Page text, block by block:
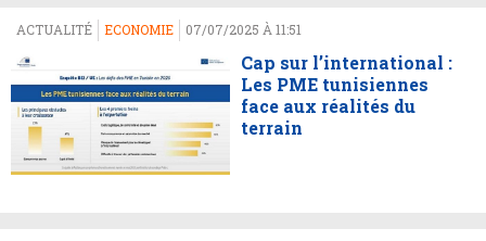
ACTUALITÉ ECONOMIE 07/07/2025 À 11:51
Cap sur l’international :
Les PME tunisiennes
face aux réalités du
terrain